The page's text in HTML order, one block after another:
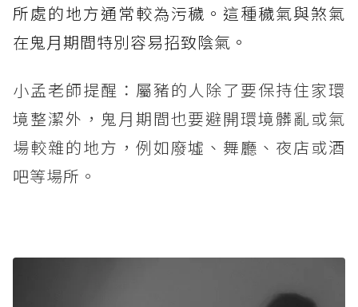
所處的地方通常較為污穢。這種穢氣與煞氣
在鬼月期間特別容易招致陰氣。
小孟老師提醒：屬豬的人除了要保持住家環
境整潔外，鬼月期間也要避開環境髒亂或氣
場較雜的地方，例如廢墟、舞廳、夜店或酒
吧等場所。